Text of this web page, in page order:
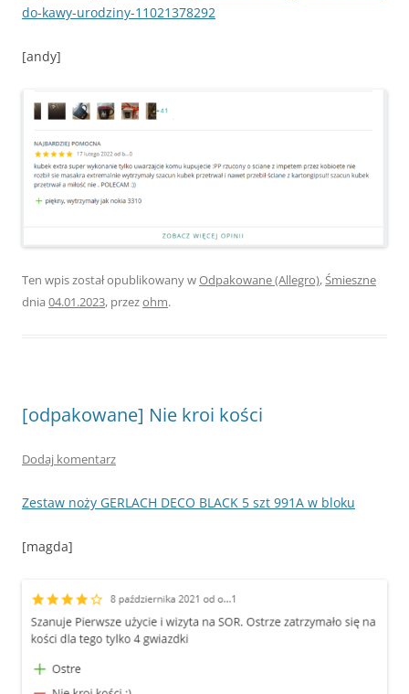
do-kawy-urodziny-11021378292
[andy]
Ten wpis został opublikowany wOdpakowane (Allegro),Śmieszne
dnia 04.01.2023, przezohm.
[odpakowane] Nie kroi kości
Dodaj komentarz
Zestaw noży GERLACH DECO BLACK 5 szt 991A w bloku
[magda]